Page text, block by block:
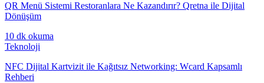
QR Menü Sistemi Restoranlara Ne Kazandırır? Qretna ile Dijital
Dönüşüm
10 dk okuma
Teknoloji
NFC Dijital Kartvizit ile Kağıtsız Networking: Wcard Kapsamlı
Rehberi